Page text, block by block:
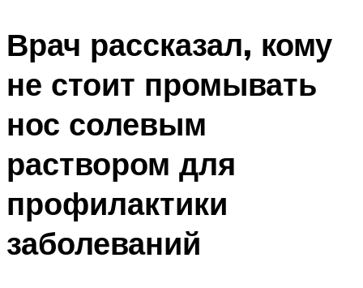
Врач рассказал, кому
не стоит промывать
нос солевым
раствором для
профилактики
заболеваний